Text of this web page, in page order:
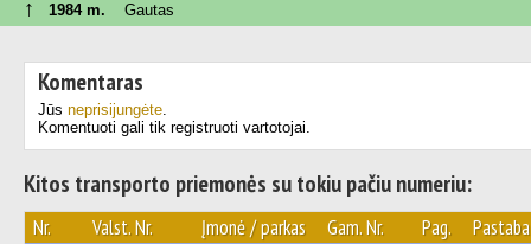
↑ 1984 m. Gautas
Komentaras
Jūs neprisijungėte.
Komentuoti gali tik registruoti vartotojai.
Kitos transporto priemonės su tokiu pačiu numeriu:
Nr. Valst. Nr. Įmonė / parkas Gam. Nr. Pag. Pastaba